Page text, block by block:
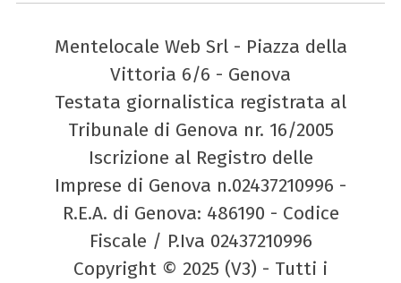
Mentelocale Web Srl - Piazza della
Vittoria 6/6 - Genova
Testata giornalistica registrata al
Tribunale di Genova nr. 16/2005
Iscrizione al Registro delle
Imprese di Genova n.02437210996 -
R.E.A. di Genova: 486190 - Codice
Fiscale / P.Iva 02437210996
Copyright © 2025 (V3) - Tutti i